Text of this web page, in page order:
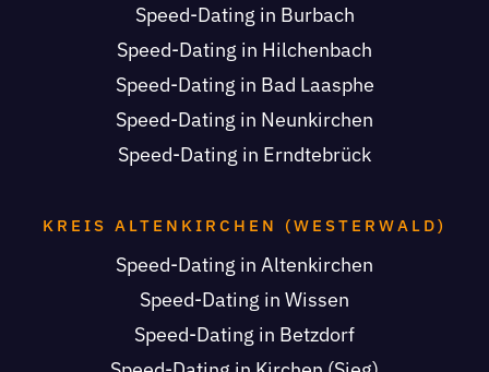
Speed-Dating in Burbach
Speed-Dating in Hilchenbach
Speed-Dating in Bad Laasphe
Speed-Dating in Neunkirchen
Speed-Dating in Erndtebrück
KREIS ALTENKIRCHEN (WESTERWALD)
Speed-Dating in Altenkirchen
Speed-Dating in Wissen
Speed-Dating in Betzdorf